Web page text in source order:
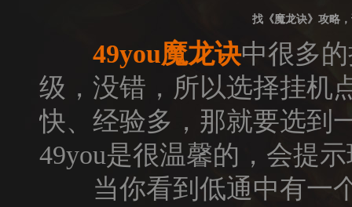
找《魔龙诀》攻略
49you魔龙诀中很多
级，没错，所以选择挂机
快、经验多，那就要选到
49you是很温馨的，会提
当你看到低通中有一个